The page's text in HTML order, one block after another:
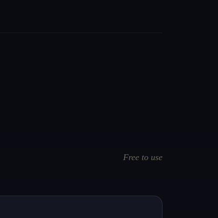
Free to use